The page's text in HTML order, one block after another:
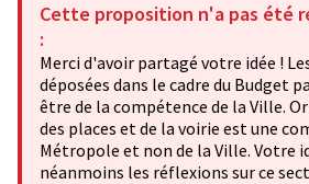
Cette proposition n'a pas été
:
Merci d'avoir partagé votre idée !
déposées dans le cadre du Budget
être de la compétence de la Ville.
des places et de la voirie est une
Métropole et non de la Ville. Votre
néanmoins les réflexions sur ce